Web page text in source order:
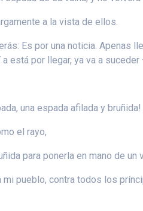
a la vista de ellos.
Es por una noticia.
está por llegar, ya va a suceder
una espada afilada y bruñida!
el rayo,
para ponerla en mano de un
mi pueblo, contra todos los